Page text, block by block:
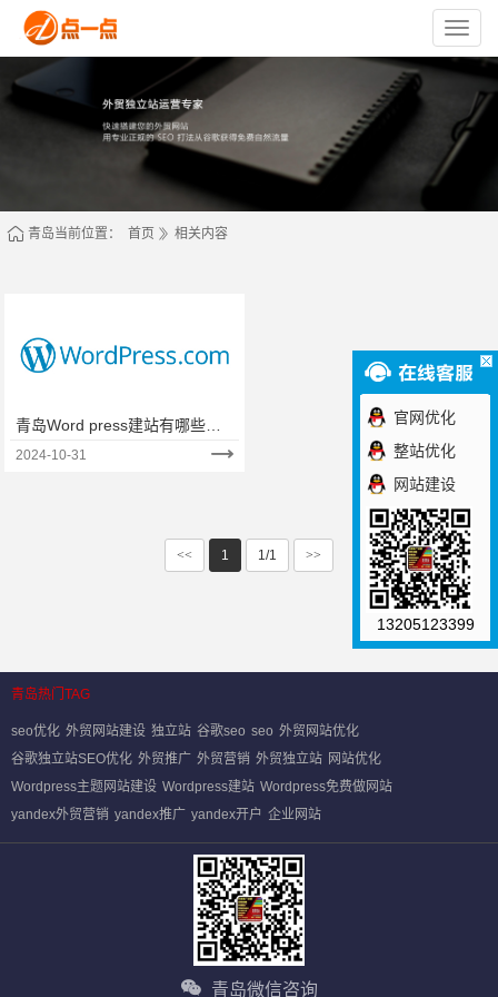
苏
州
点
一
络
技
术
司
青岛当前位置： 首页 相关内容
青岛Word press建站有哪些坑
呢？
2024-10-31
<< 1 1/1 >>
青岛热门TAG
seo优化 外贸网站建设 独立站 谷歌seo seo 外贸网站优化
谷歌独立站SEO优化 外贸推广 外贸营销 外贸独立站 网站优化
Wordpress主题网站建设 Wordpress建站 Wordpress免费做网站
yandex外贸营销 yandex推广 yandex开户 企业网站
青岛微信咨询
官网优化
整站优化
网站建设
13205123399